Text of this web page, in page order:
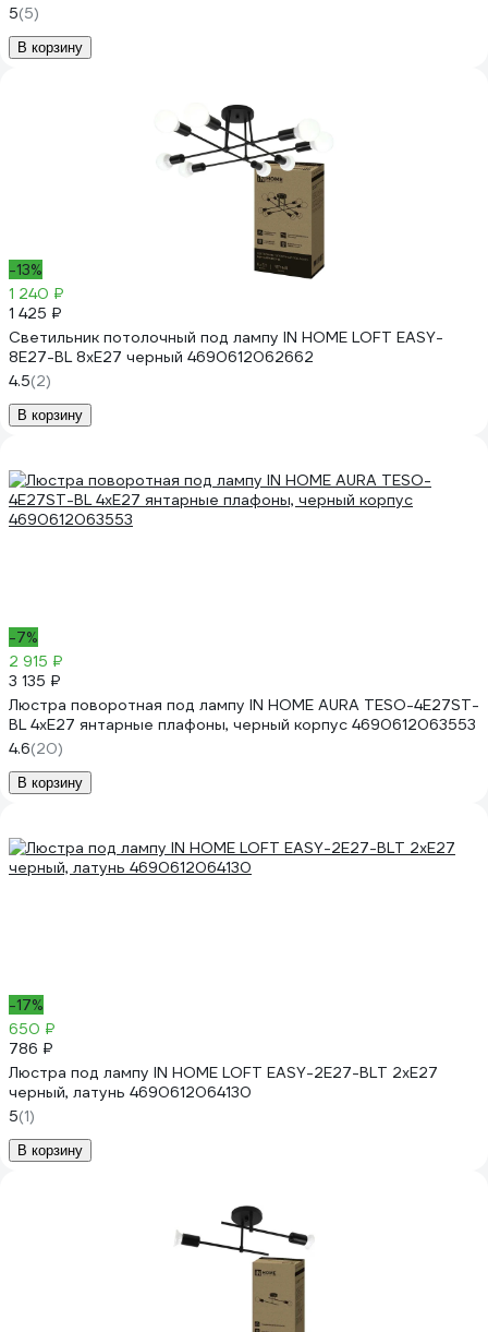
5(5)
В корзину
-13%
1 240 ₽
1 425 ₽
Светильник потолочный под лампу IN HOME LOFT EASY-
8E27-BL 8хЕ27 черный 4690612062662
4.5(2)
В корзину
-7%
2 915 ₽
3 135 ₽
Люстра поворотная под лампу IN HOME AURA TESO-4E27ST-
BL 4хЕ27 янтарные плафоны, черный корпус 4690612063553
4.6(20)
В корзину
-17%
650 ₽
786 ₽
Люстра под лампу IN HOME LOFT EASY-2E27-BLT 2хЕ27
черный, латунь 4690612064130
5(1)
В корзину